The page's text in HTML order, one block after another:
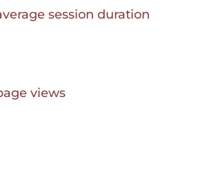
session duration
views